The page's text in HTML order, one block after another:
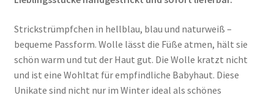
Strickstrümpfchen in hellblau, blau und naturweiß –
bequeme Passform. Wolle lässt die Füße atmen, hält sie
schön warm und tut der Haut gut. Die Wolle kratzt nicht
und ist eine Wohltat für empfindliche Babyhaut. Diese
Unikate sind nicht nur im Winter ideal als schönes